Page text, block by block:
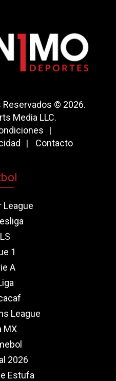
© 2026.
Media LLC.
Contacto
League
1
A
League
MX
2026
Estufa